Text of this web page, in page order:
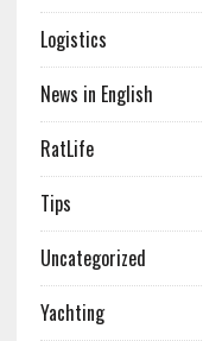
Logistics
News in English
RatLife
Tips
Uncategorized
Yachting